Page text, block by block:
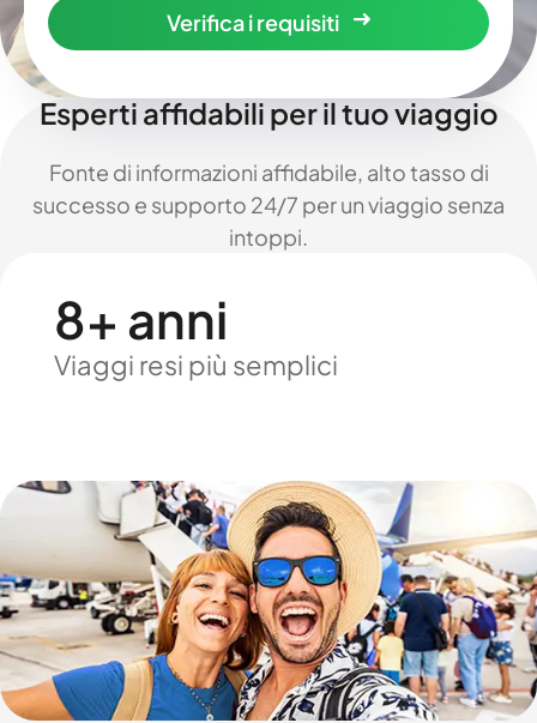
Verifica i requisiti
Esperti affidabili per il tuo viaggio
Fonte di informazioni affidabile, alto tasso di
successo e supporto 24/7 per un viaggio senza
intoppi.
8+ anni
Viaggi resi più semplici